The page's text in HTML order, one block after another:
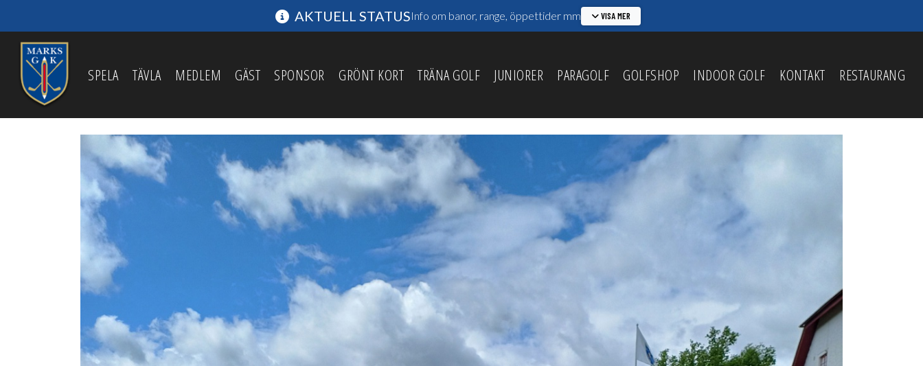
AKTUELL STATUSInfo om banor, range, öppettider mm VISA MER
SPELA TÄVLA MEDLEM GÄST SPONSOR GRÖNT KORT TRÄNA GOLF JUNIORER PARAGOLF GOLFSHOP INDOOR GOLF KONTAKT RESTAURANG